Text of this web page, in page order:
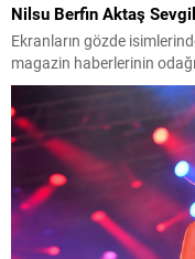
Nilsu Berfin Aktaş
Ekranların gözde
magazin haberlerinin